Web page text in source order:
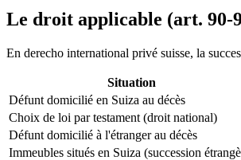
Le droit applicable (art. 90-
En derecho international privé suisse, la
Situation
Défunt domicilié en Suiza au décès
Choix de loi par testament (droit national)
Défunt domicilié à l'étranger au décès
Immeubles situés en Suiza (succession